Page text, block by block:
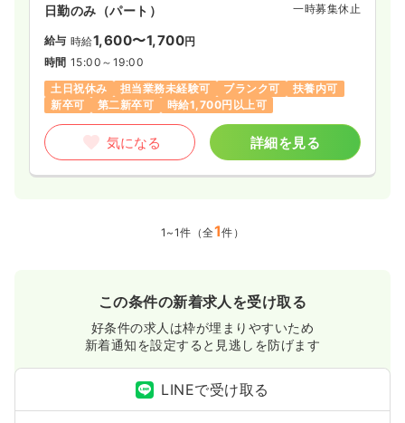
日勤のみ（パート） 一時募集休止
給与 時給1,600〜1,700円
時間 15:00～19:00
土日祝休み
担当業務未経験可 ブランク可
扶養内可
新卒可
第二新卒可 時給1,700円以上可
気になる 詳細を見る
1~1件（全1件）
この条件の新着求人を受け取る
好条件の求人は枠が埋まりやすいため
新着通知を設定すると見逃しを防げます
LINEで受け取る